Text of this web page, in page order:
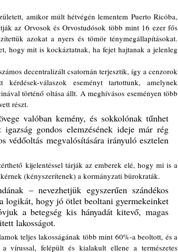
az Orvosok és Orvostudósok több mint 16 ezer fős
azokat a nyers és tömör ténymegállapításokat.
hogy mit is kockáztatnak, ha fejet hajtanak a jelenleg
válaszok eseményt tartottunk, amelynek
történő oltása állt. A meghívásos eseményen több
részt.
valóban kemény, és sokkolónak tűnhet
gondos elemzésének ideje már rég
megvalósítására irányuló esztelen
(kényszerítenek) a kormányzati bürokraták.
– nevezhetjük egyszerűen szándékos
logikát, hogy jó ötlet beoltani gyermekeinket
a betegség kis hányadát kitevő, magas
lakosságot.
vírussal, felépült és kialakult ellene a természetes